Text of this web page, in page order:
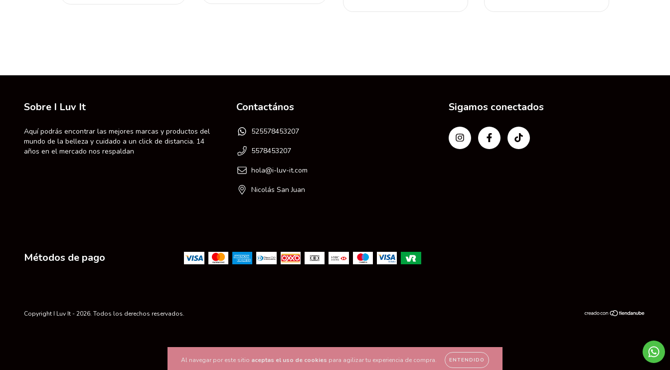
Al navegar por este sitio aceptas el uso de cookies para agilizar tu experiencia de compra. ENTENDIDO
Sobre I Luv It
Aquí podrás encontrar las mejores marcas y productos del
mundo de la belleza y cuidado a un click de distancia. 14
años en el mercado nos respaldan
Contactános
525578453207
5578453207
hola@i-luv-it.com
Nicolás San Juan
Sigamos conectados
Métodos de pago
Copyright I Luv It - 2026. Todos los derechos reservados.